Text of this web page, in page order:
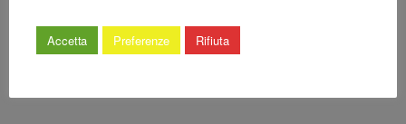
Accetta Preferenze Rifiuta